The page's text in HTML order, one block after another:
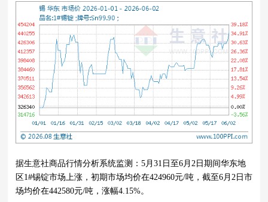
据生意社商品行情分析系统监测：5月31日至6月2日期间华东地
区1#锡锭市场上涨，初期市场均价在424960元/吨，截至6月2日市
场均价在442580元/吨，涨幅4.15%。